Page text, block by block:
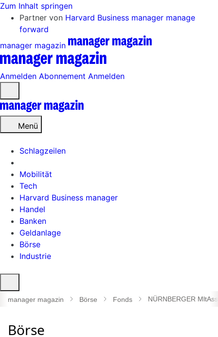
Zum Inhalt springen
Partner von Harvard Business manager manage
forward
manager magazin
Anmelden Abonnement Anmelden
öffnen
Menü
Schlagzeilen
Mobilität
Tech
Harvard Business manager
Handel
Banken
Geldanlage
Börse
Industrie
öffnen
manager magazin Börse Fonds NÜRNBERGER